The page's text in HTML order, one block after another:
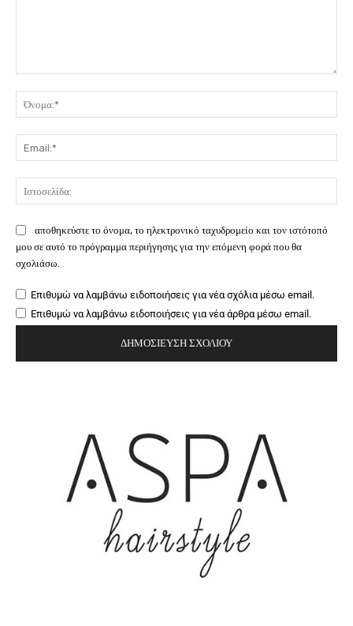
αποθηκεύστε το όνομα, το ηλεκτρονικό ταχυδρομείο και τον ιστότοπό
μου σε αυτό το πρόγραμμα περιήγησης για την επόμενη φορά που θα
σχολιάσω.
Επιθυμώ να λαμβάνω ειδοποιήσεις για νέα σχόλια μέσω email.
Επιθυμώ να λαμβάνω ειδοποιήσεις για νέα άρθρα μέσω email.